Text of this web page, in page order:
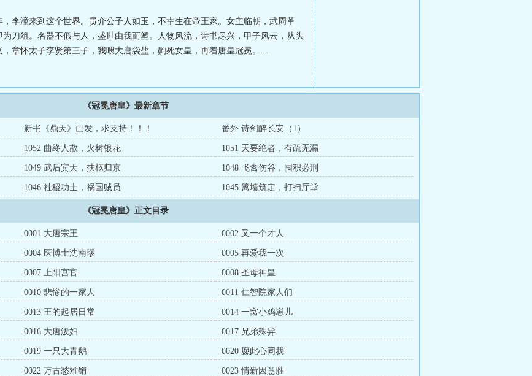
，李潼来到这个世界。贵介公子人如玉，不幸生在帝王家。女主临朝，武周革
为刀俎。名器不假与人，盛世由我而塑。人物风流，诗书尽兴，甲子风云，从头
，章怀太子李贤第三子，我喂大唐袋盐，齁死女皇，再着唐皇冠冕。...
《冠冕唐皇》最新章节
新书《鼎天》已发，求支持！！！ 番外 诗剑醉长安（1）
1052 曲终人散，火树银花 1051 天要绝者，有疏无漏
1049 武后宾天，扶柩归京 1048 飞禽伤谷，囤积必刑
1046 社稷功士，祸国贼员 1045 篱墙筑定，打扫厅堂
《冠冕唐皇》正文目录
0001 大唐宗王 0002 又一个才人
0004 医博士沈南璆 0005 再爱我一次
0007 上阳宫官 0008 圣母神皇
0010 悲惨的一家人 0011 仁智院家人们
0013 王的起居日常 0014 一窝小鸡崽儿
0016 大唐泼妇 0017 兄弟殊异
0019 一只大青鹅 0020 愿此心同我
0022 万古愁难销 0023 情新因意胜